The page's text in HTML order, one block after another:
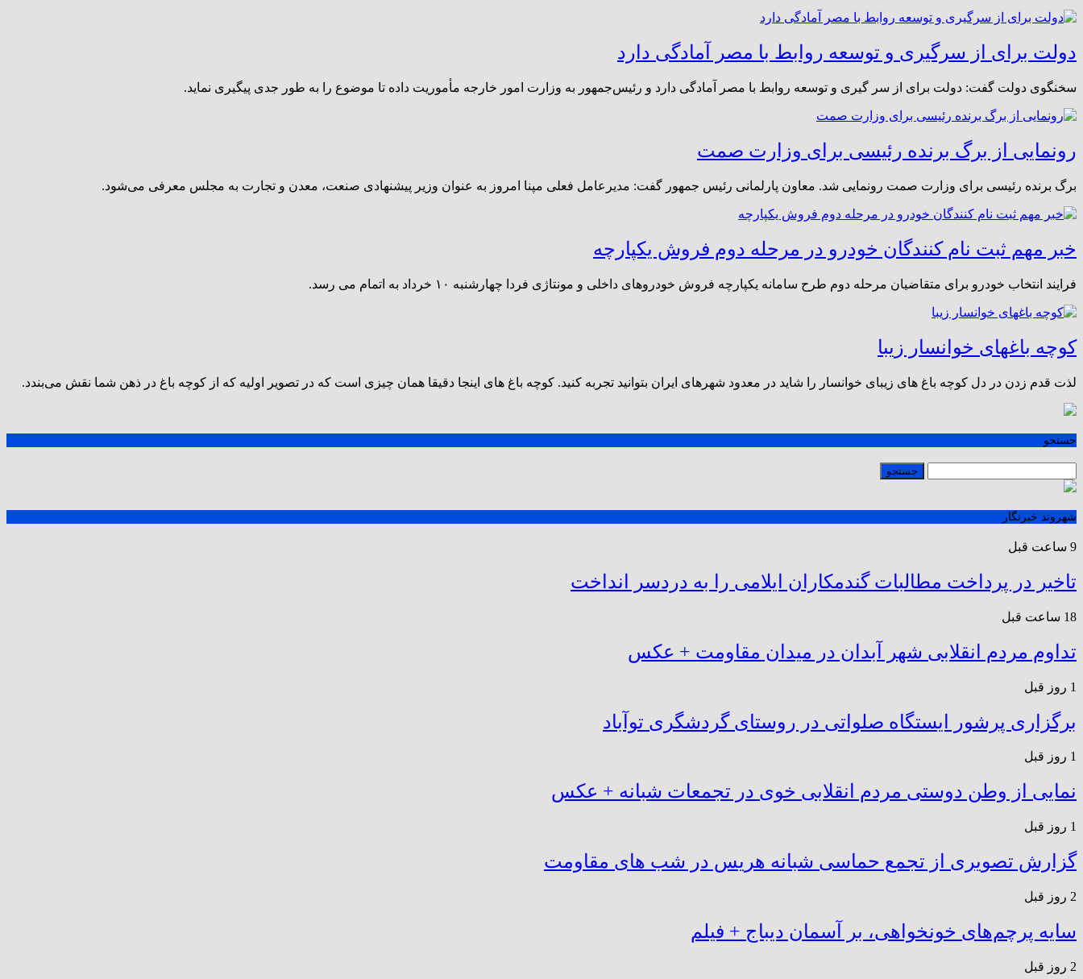
دولت برای از سرگیری و توسعه روابط با مصر آمادگی دارد
سخنگوی دولت گفت: دولت برای از سر گیری و توسعه روابط با مصر آمادگی دارد و رئیس‌جمهور به وزارت امور خارجه مأموریت داده تا موضوع را به طور جدی پیگیری نماید.
رونمایی از برگ برنده رئیسی برای وزارت صمت
برگ برنده رئیسی برای وزارت صمت رونمایی شد. معاون پارلمانی رئیس جمهور گفت: مدیرعامل فعلی مپنا امروز به عنوان وزیر پیشنهادی صنعت، معدن و تجارت به مجلس معرفی می‌شود.
خبر مهم ثبت نام کنندگان خودرو در مرحله دوم فروش یکپارچه
فرایند انتخاب خودرو برای متقاضیان مرحله دوم طرح سامانه یکپارچه فروش خودروهای داخلی و مونتاژی فردا چهارشنبه ۱۰ خرداد به اتمام می رسد.
کوچه باغهای خوانسار زیبا
لذت قدم زدن در دل کوچه باغ های زیبای خوانسار را شاید در معدود شهرهای ایران بتوانید تجربه کنید. کوچه باغ های اینجا دقیقا همان چیزی است که در تصویر اولیه‌ که از کوچه باغ در ذهن شما نقش می‌بندد.
جستجو
شهروند خبرنگار
9 ساعت قبل
تاخیر در پرداخت مطالبات گندمکاران ایلامی را به دردسر انداخت
18 ساعت قبل
تداوم مردم انقلابی شهر آبدان در میدان مقاومت + عکس
1 روز قبل
برگزاری پرشور ایستگاه صلواتی در روستای گردشگری توآباد
1 روز قبل
نمایی از وطن دوستی مردم انقلابی خوی در تجمعات شبانه + عکس
1 روز قبل
گزارش تصویری از تجمع حماسی شبانه هریس در شب های مقاومت
2 روز قبل
سایه پرچم‌های خونخواهی، بر آسمان دیباج + فیلم
2 روز قبل